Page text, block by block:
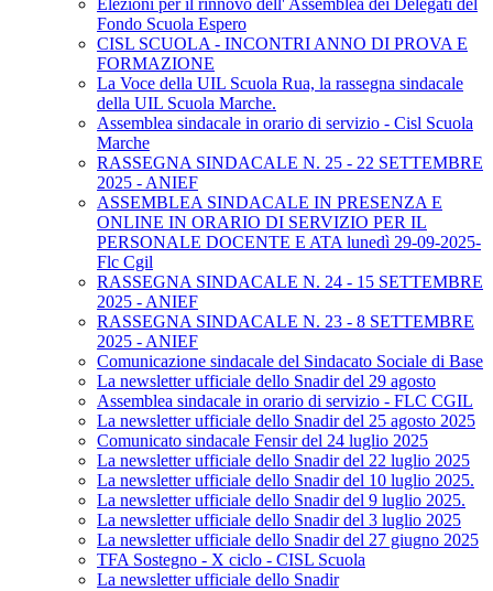
Elezioni per il rinnovo dell' Assemblea dei Delegati del
Fondo Scuola Espero
CISL SCUOLA - INCONTRI ANNO DI PROVA E
FORMAZIONE
La Voce della UIL Scuola Rua, la rassegna sindacale
della UIL Scuola Marche.
Assemblea sindacale in orario di servizio - Cisl Scuola
Marche
RASSEGNA SINDACALE N. 25 - 22 SETTEMBRE
2025 - ANIEF
ASSEMBLEA SINDACALE IN PRESENZA E
ONLINE IN ORARIO DI SERVIZIO PER IL
PERSONALE DOCENTE E ATA lunedì 29-09-2025-
Flc Cgil
RASSEGNA SINDACALE N. 24 - 15 SETTEMBRE
2025 - ANIEF
RASSEGNA SINDACALE N. 23 - 8 SETTEMBRE
2025 - ANIEF
Comunicazione sindacale del Sindacato Sociale di Base
La newsletter ufficiale dello Snadir del 29 agosto
Assemblea sindacale in orario di servizio - FLC CGIL
La newsletter ufficiale dello Snadir del 25 agosto 2025
Comunicato sindacale Fensir del 24 luglio 2025
La newsletter ufficiale dello Snadir del 22 luglio 2025
La newsletter ufficiale dello Snadir del 10 luglio 2025.
La newsletter ufficiale dello Snadir del 9 luglio 2025.
La newsletter ufficiale dello Snadir del 3 luglio 2025
La newsletter ufficiale dello Snadir del 27 giugno 2025
TFA Sostegno - X ciclo - CISL Scuola
La newsletter ufficiale dello Snadir